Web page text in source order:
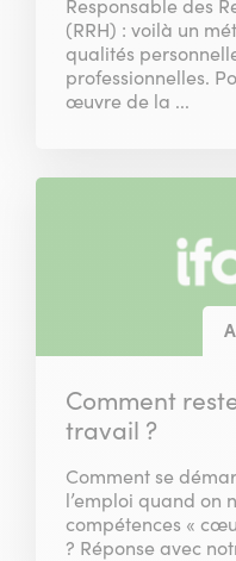
Responsable des
(RRH) : voilà un
qualités
professionnelles.
œuvre de la ...
Comment
travail ?
Comment se
l’emploi quand on
compétences «
? Réponse avec